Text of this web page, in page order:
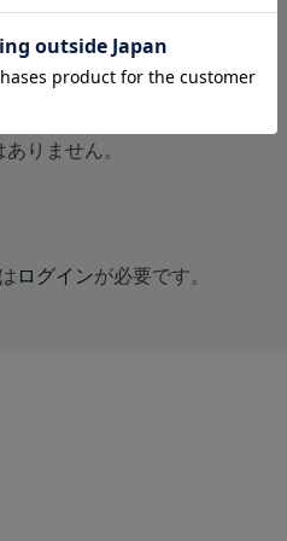
りません。
ログインが必要です。